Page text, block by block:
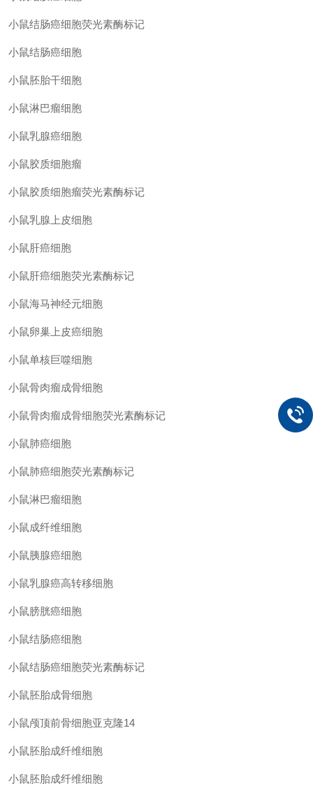
小鼠结肠癌细胞荧光素酶标记
小鼠结肠癌细胞
小鼠胚胎干细胞
小鼠淋巴瘤细胞
小鼠乳腺癌细胞
小鼠胶质细胞瘤
小鼠胶质细胞瘤荧光素酶标记
小鼠乳腺上皮细胞
小鼠肝癌细胞
小鼠肝癌细胞荧光素酶标记
小鼠海马神经元细胞
小鼠卵巢上皮癌细胞
小鼠单核巨噬细胞
小鼠骨肉瘤成骨细胞
小鼠骨肉瘤成骨细胞荧光素酶标记
小鼠肺癌细胞
小鼠肺癌细胞荧光素酶标记
小鼠淋巴瘤细胞
小鼠成纤维细胞
小鼠胰腺癌细胞
小鼠乳腺癌高转移细胞
小鼠膀胱癌细胞
小鼠结肠癌细胞
小鼠结肠癌细胞荧光素酶标记
小鼠胚胎成骨细胞
小鼠颅顶前骨细胞亚克隆14
小鼠胚胎成纤维细胞
小鼠胚胎成纤维细胞